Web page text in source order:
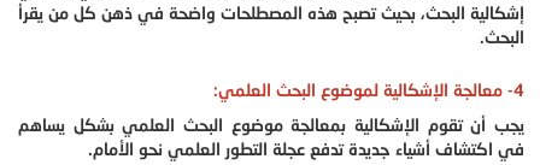
إشكالية البحث، بحيث تصبح هذه المصطلحات واضحة في ذهن كل من يقرأ
البحث.
4- معالجة الإشكالية لموضوع البحث العلمي:
يجب أن تقوم الإشكالية بمعالجة موضوع البحث العلمي بشكل يساهم
في اكتشاف أشياء جديدة تدفع عجلة التطور العلمي نحو الأمام.